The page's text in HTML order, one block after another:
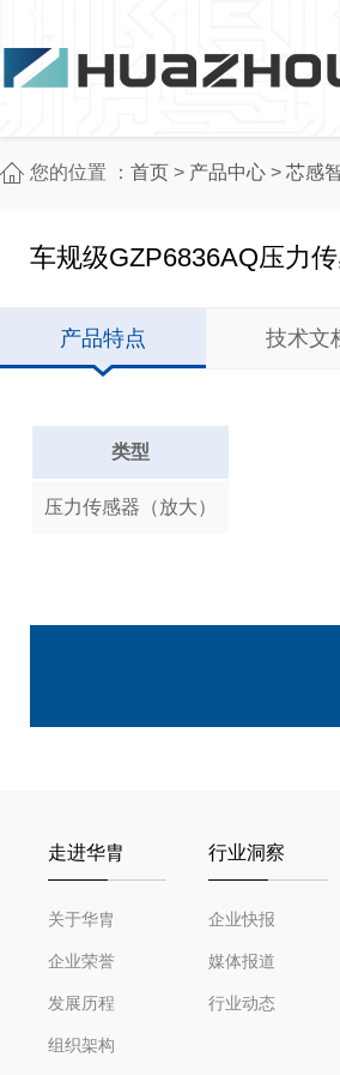
您的位置 ： 首页 > 产品中心 > 芯感
车规级GZP6836AQ压力
产品特点 技术文
类型
压力传感器（放大）
走进华胄
关于华胄
企业荣誉
发展历程
组织架构
行业洞察
企业快报
媒体报道
行业动态